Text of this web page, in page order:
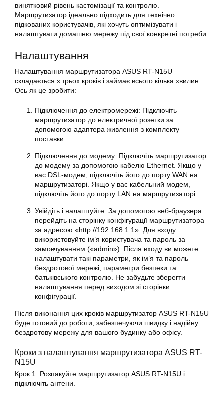
винятковий рівень кастомізації та контролю.
Маршрутизатор ідеально підходить для технічно
підкованих користувачів, які хочуть оптимізувати і
налаштувати домашню мережу під свої конкретні потреби.
Налаштування
Налаштування маршрутизатора ASUS RT-N15U
складається з трьох кроків і займає всього кілька хвилин.
Ось як це зробити:
Підключення до електромережі: Підключіть
маршрутизатор до електричної розетки за
допомогою адаптера живлення з комплекту
поставки.
Підключення до модему: Підключіть маршрутизатор
до модему за допомогою кабелю Ethernet. Якщо у
вас DSL-модем, підключіть його до порту WAN на
маршрутизаторі. Якщо у вас кабельний модем,
підключіть його до порту LAN на маршрутизаторі.
Увійдіть і налаштуйте: За допомогою веб-браузера
перейдіть на сторінку конфігурації маршрутизатора
за адресою «http://192.168.1.1». Для входу
використовуйте ім’я користувача та пароль за
замовчуванням («admin»). Після входу ви можете
налаштувати такі параметри, як ім’я та пароль
бездротової мережі, параметри безпеки та
батьківського контролю. Не забудьте зберегти
налаштування перед виходом зі сторінки
конфігурації.
Після виконання цих кроків маршрутизатор ASUS RT-N15U
буде готовий до роботи, забезпечуючи швидку і надійну
бездротову мережу для вашого будинку або офісу.
Кроки з налаштування маршрутизатора ASUS RT-
N15U
Крок 1: Розпакуйте маршрутизатор ASUS RT-N15U і
підключіть антени.